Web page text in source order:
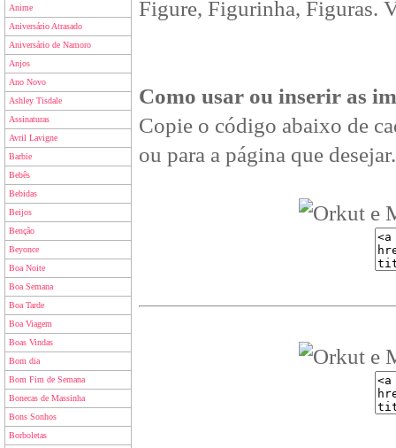
Anime
Aniversário Atrasado
Aniversário de Namoro
Anjos
Ano Novo
Ashley Tisdale
Assinaturas
Avril Lavigne
Barbie
Bebês
Bebidas
Beijos
Benção
Beyonce
Boa Noite
Boa Semana
Boa Tarde
Boa Viagem
Boas Vindas
Bom dia
Bom Fim de Semana
Bonecas de Massinha
Bons Sonhos
Borboletas
Figure, Figurinha, Figuras.
Como usar ou inserir as
Copie o código abaixo de
ou para a página que desejar.